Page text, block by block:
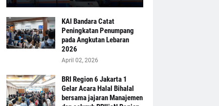
KAI Bandara Catat
Peningkatan Penumpang
pada Angkutan Lebaran
2026
April 02, 2026
BRI Region 6 Jakarta 1
Gelar Acara Halal Bihalal
bersama jajaran Manajemen